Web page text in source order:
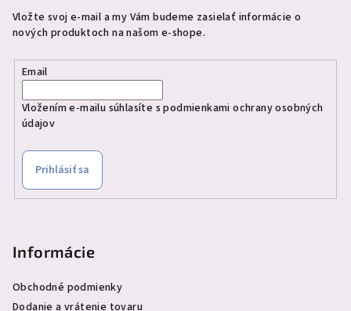
Vložte svoj e-mail a my Vám budeme zasielať informácie o
nových produktoch na našom e-shope.
Email
Vložením e-mailu súhlasíte spodmienkami ochrany osobných
údajov
Prihlásiť sa
Informácie
Obchodné podmienky
Dodanie a vrátenie tovaru